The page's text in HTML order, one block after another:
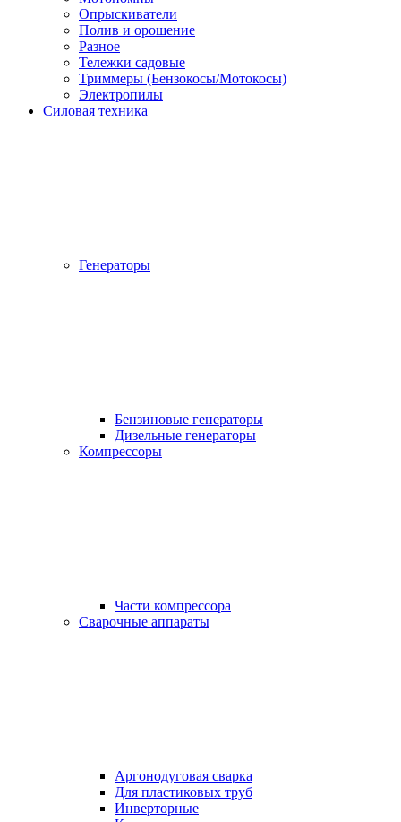
Опрыскиватели
Полив и орошение
Разное
Тележки садовые
Триммеры (Бензокосы/Мотокосы)
Электропилы
Силовая техника
Генераторы
Бензиновые генераторы
Дизельные генераторы
Компрессоры
Части компрессора
Сварочные аппараты
Аргонодуговая сварка
Для пластиковых труб
Инверторные